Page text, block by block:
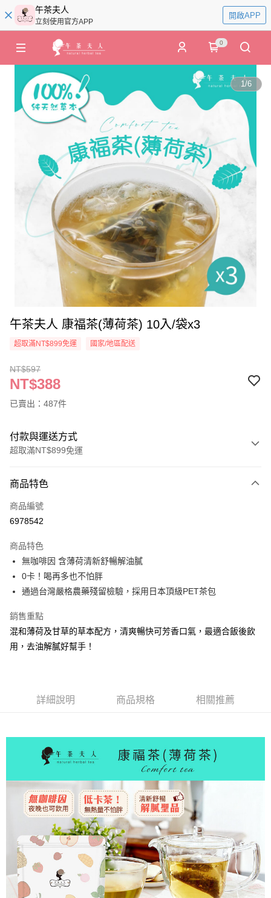
午茶夫人
立刻使用官方APP
開啟APP
0
1/6
午茶夫人 康福茶(薄荷茶) 10入/袋x3
超取滿NT$899免運 國家/地區配送
NT$597
NT$388
已賣出：487件
付款與運送方式
超取滿NT$899免運
信用卡一次付款
超商取貨付款
Apple Pay
街口支付
Google Pay
ATM付款
全家取貨付款
付款後全家取貨
每筆NT$60，滿NT$899(含以上)免運費
每筆NT$150
付款後萊爾富取貨
每筆NT$150
7-11取貨付款
每筆NT$60，滿NT$899(含以上)免運費
付款後7-11取貨
商品特色
商品編號
6978542
商品特色
無咖啡因 含薄荷清新舒暢解油膩
0卡！喝再多也不怕胖
通過台灣嚴格農藥殘留檢驗，採用日本頂級PET茶包
銷售重點
混和薄荷及甘草的草本配方，清爽暢快可芳香口氣，最適合飯後飲
用，去油解膩好幫手！
詳細說明 商品規格 相關推薦